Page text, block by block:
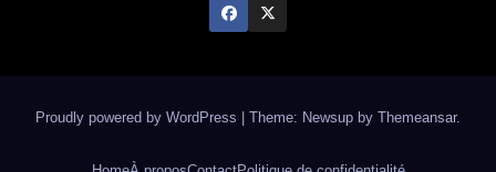
Proudly powered by WordPress Theme: Newsup by Themeansar.